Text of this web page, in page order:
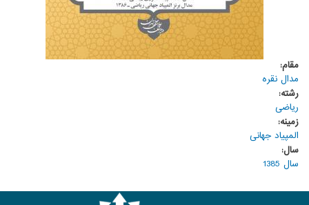
مقام:
مدال نقره
رشته:
ریاضی
زمینه:
المپیاد جهانی
سال:
سال 1385